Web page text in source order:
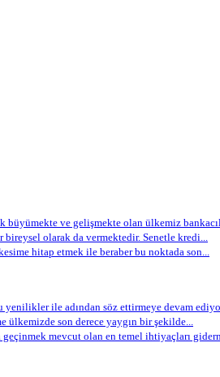
büyümekte ve gelişmekte olan ülkemiz
olarak da vermektedir. Senetle kredi...
hitap etmek ile beraber bu noktada son...
yenilikler ile adından söz ettirmeye devam
son derece yaygın bir şekilde...
mevcut olan en temel ihtiyaçları